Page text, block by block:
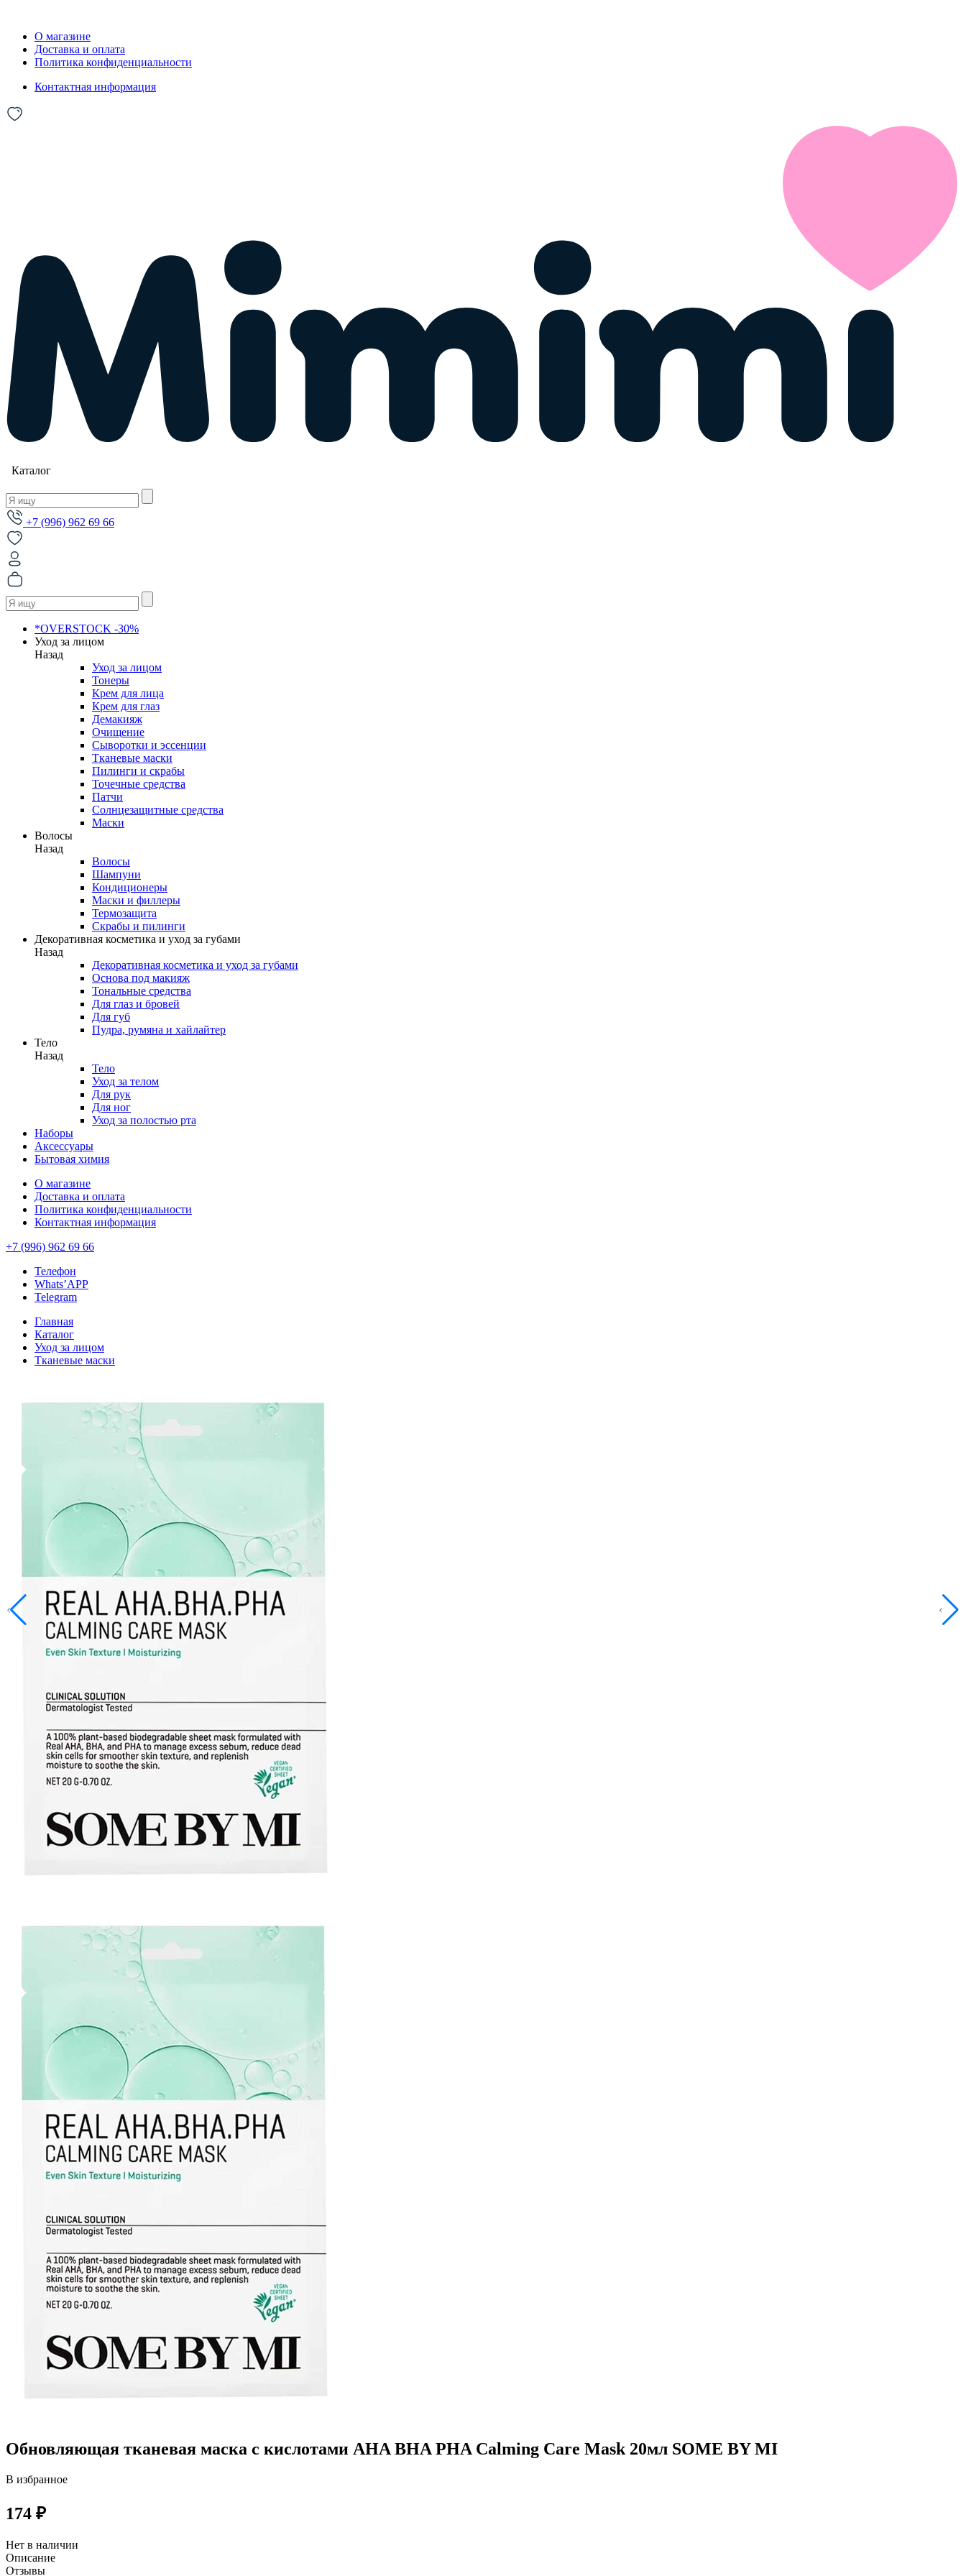
О магазине
Доставка и оплата
Политика конфиденциальности
Контактная информация
Каталог
+7 (996) 962 69 66
*OVERSTOCK -30%
Уход за лицом
Назад
Уход за лицом
Тонеры
Крем для лица
Крем для глаз
Демакияж
Очищение
Сыворотки и эссенции
Тканевые маски
Пилинги и скрабы
Точечные средства
Патчи
Солнцезащитные средства
Маски
Волосы
Назад
Волосы
Шампуни
Кондиционеры
Маски и филлеры
Термозащита
Скрабы и пилинги
Декоративная косметика и уход за губами
Назад
Декоративная косметика и уход за губами
Основа под макияж
Тональные средства
Для глаз и бровей
Для губ
Пудра, румяна и хайлайтер
Тело
Назад
Тело
Уход за телом
Для рук
Для ног
Уход за полостью рта
Наборы
Аксессуары
Бытовая химия
О магазине
Доставка и оплата
Политика конфиденциальности
Контактная информация
+7 (996) 962 69 66
Телефон
Whats’APP
Telegram
Главная
Каталог
Уход за лицом
Тканевые маски
Обновляющая тканевая маска с кислотами AHA BHA PHA Calming Care Mask 20мл SOME BY MI
В избранное
174 ₽
Нет в наличии
Описание
Отзывы